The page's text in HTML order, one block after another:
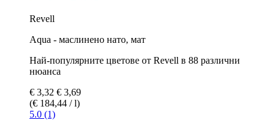
Revell
Aqua - маслинено нато, мат
Най-популярните цветове от Revell в 88 различни
нюанса
€ 3,32 € 3,69
(€ 184,44 / l)
5.0 (1)